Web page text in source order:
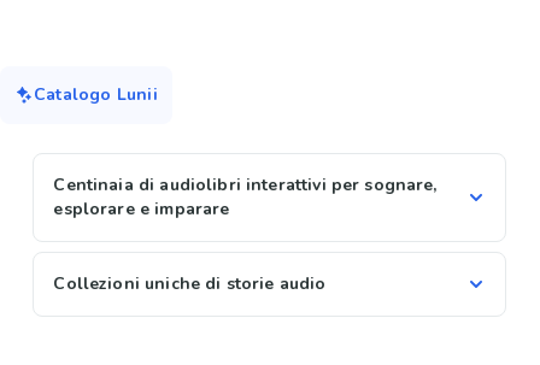
Catalogo Lunii
Centinaia di audiolibri interattivi per sognare,
esplorare e imparare
Collezioni uniche di storie audio